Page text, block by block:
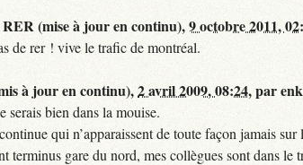
(mise à jour en continu),9 octobre 2011,
de rer ! vive le trafic de montréal.
à jour en continu),2 avril 2009, 08:24,par
serais bien dans la mouise.
qui n’apparaissent de toute façon jamais
terminus gare du nord, mes collègues sont dans le